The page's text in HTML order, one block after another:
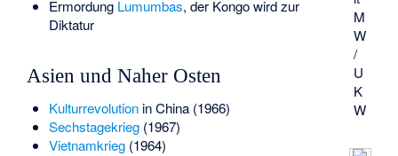
M
W
/
U
K
W
Ermordung Lumumbas, der Kongo wird zur
Diktatur
Asien und Naher Osten
Kulturrevolutionin China (1966)
Sechstagekrieg(1967)
Vietnamkrieg(1964)